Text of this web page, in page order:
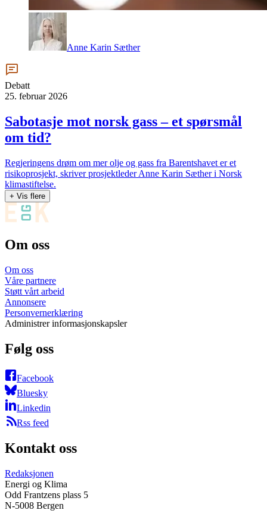
Anne Karin Sæther
Debatt
25. februar 2026
Sabotasje mot norsk gass – et spørsmål
om tid?
Regjeringens drøm om mer olje og gass fra Barentshavet er et
risikoprosjekt, skriver prosjektleder Anne Karin Sæther i Norsk
klimastiftelse.
+ Vis flere
Om oss
Om oss
Våre partnere
Støtt vårt arbeid
Annonsere
Personvernerklæring
Administrer informasjonskapsler
Følg oss
Facebook
Bluesky
Linkedin
Rss feed
Kontakt oss
Redaksjonen
Energi og Klima
Odd Frantzens plass 5
N-5008 Bergen